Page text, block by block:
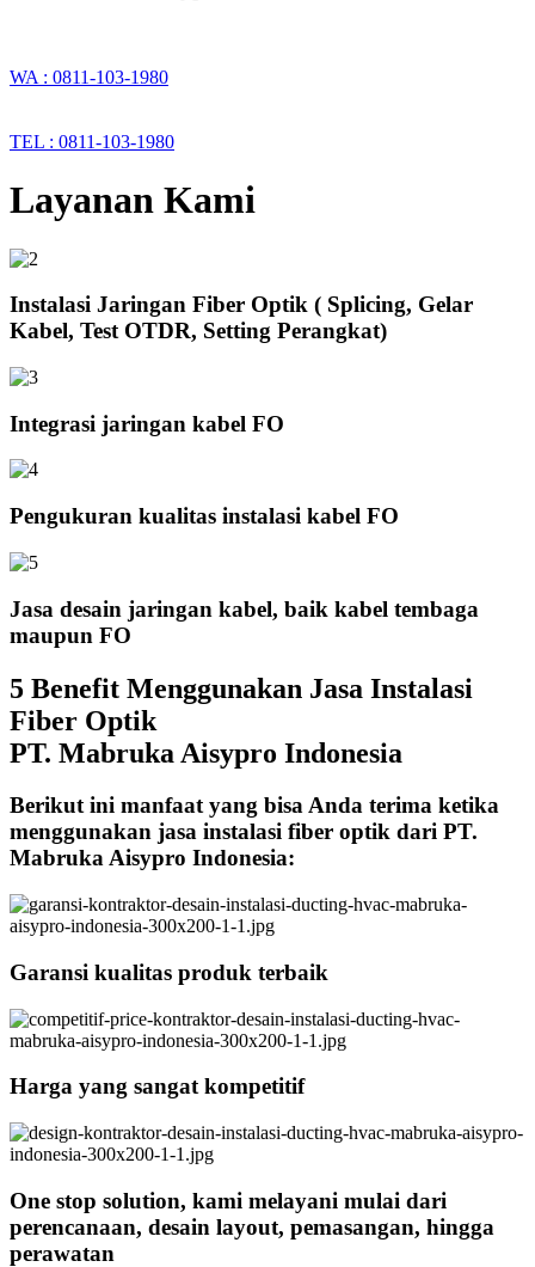
WA : 0811-103-1980
TEL : 0811-103-1980
Layanan Kami
Instalasi Jaringan Fiber Optik ( Splicing, Gelar
Kabel, Test OTDR, Setting Perangkat)
Integrasi jaringan kabel FO
Pengukuran kualitas instalasi kabel FO
Jasa desain jaringan kabel, baik kabel tembaga
maupun FO
5 Benefit Menggunakan Jasa Instalasi
Fiber Optik
PT. Mabruka Aisypro Indonesia
Berikut ini manfaat yang bisa Anda terima ketika
menggunakan jasa instalasi fiber optik dari PT.
Mabruka Aisypro Indonesia:
Garansi kualitas produk terbaik
Harga yang sangat kompetitif
One stop solution, kami melayani mulai dari
perencanaan, desain layout, pemasangan, hingga
perawatan